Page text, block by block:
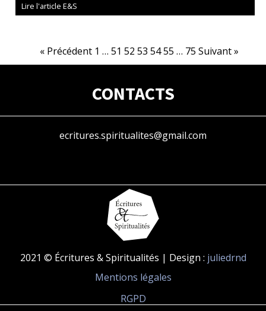
Lire l'article E&S
« Précédent 1 … 51 52 53 54 55 … 75 Suivant »
CONTACTS
ecritures.spiritualites@gmail.com
2021 © Écritures & Spiritualités | Design : juliedrnd
Mentions légales
RGPD